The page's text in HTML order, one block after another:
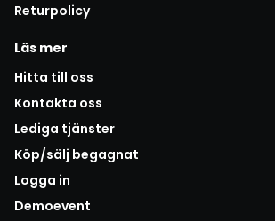
Returpolicy
Läs mer
Hitta till oss
Kontakta oss
Lediga tjänster
Köp/sälj begagnat
Logga in
Demoevent